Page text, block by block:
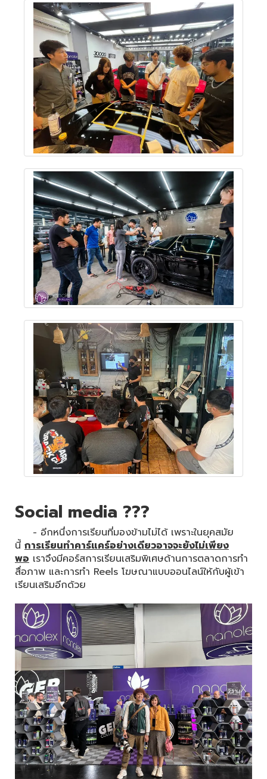
Social media ???
- อีกหนึ่งการเรียนที่มองข้ามไม่ได้ เพราะในยุคสมัย
นี้ การเรียนทำคาร์แคร์อย่างเดียวอาจจะยังไม่เพียง
พอ เราจึงมีคอร์สการเรียนเสริมพิเศษด้านการตลาดการทำ
สื่อภาพ และการทำ Reels โฆษณาแบบออนไลน์ให้กับผู้เข้า
เรียนเสริมอีกด้วย